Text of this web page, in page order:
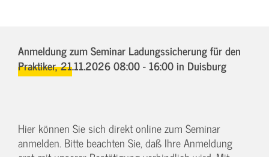
Anmeldung zum Seminar Ladungssicherung für den
Praktiker,21.11.2026 08:00 - 16:00in Duisburg
Hier können Sie sich direkt online zum Seminar
anmelden. Bitte beachten Sie, daß Ihre Anmeldung